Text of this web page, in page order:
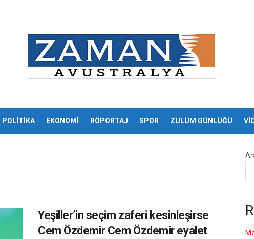
POLİTİKA EKONOMİ RÖPORTAJ SPOR ZULÜM GÜNLÜĞÜ
Yeşiller’in seçim zaferi kesinleşirse
Cem Özdemir Cem Özdemir eyalet